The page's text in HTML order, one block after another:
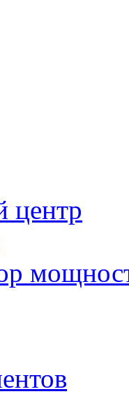
центр